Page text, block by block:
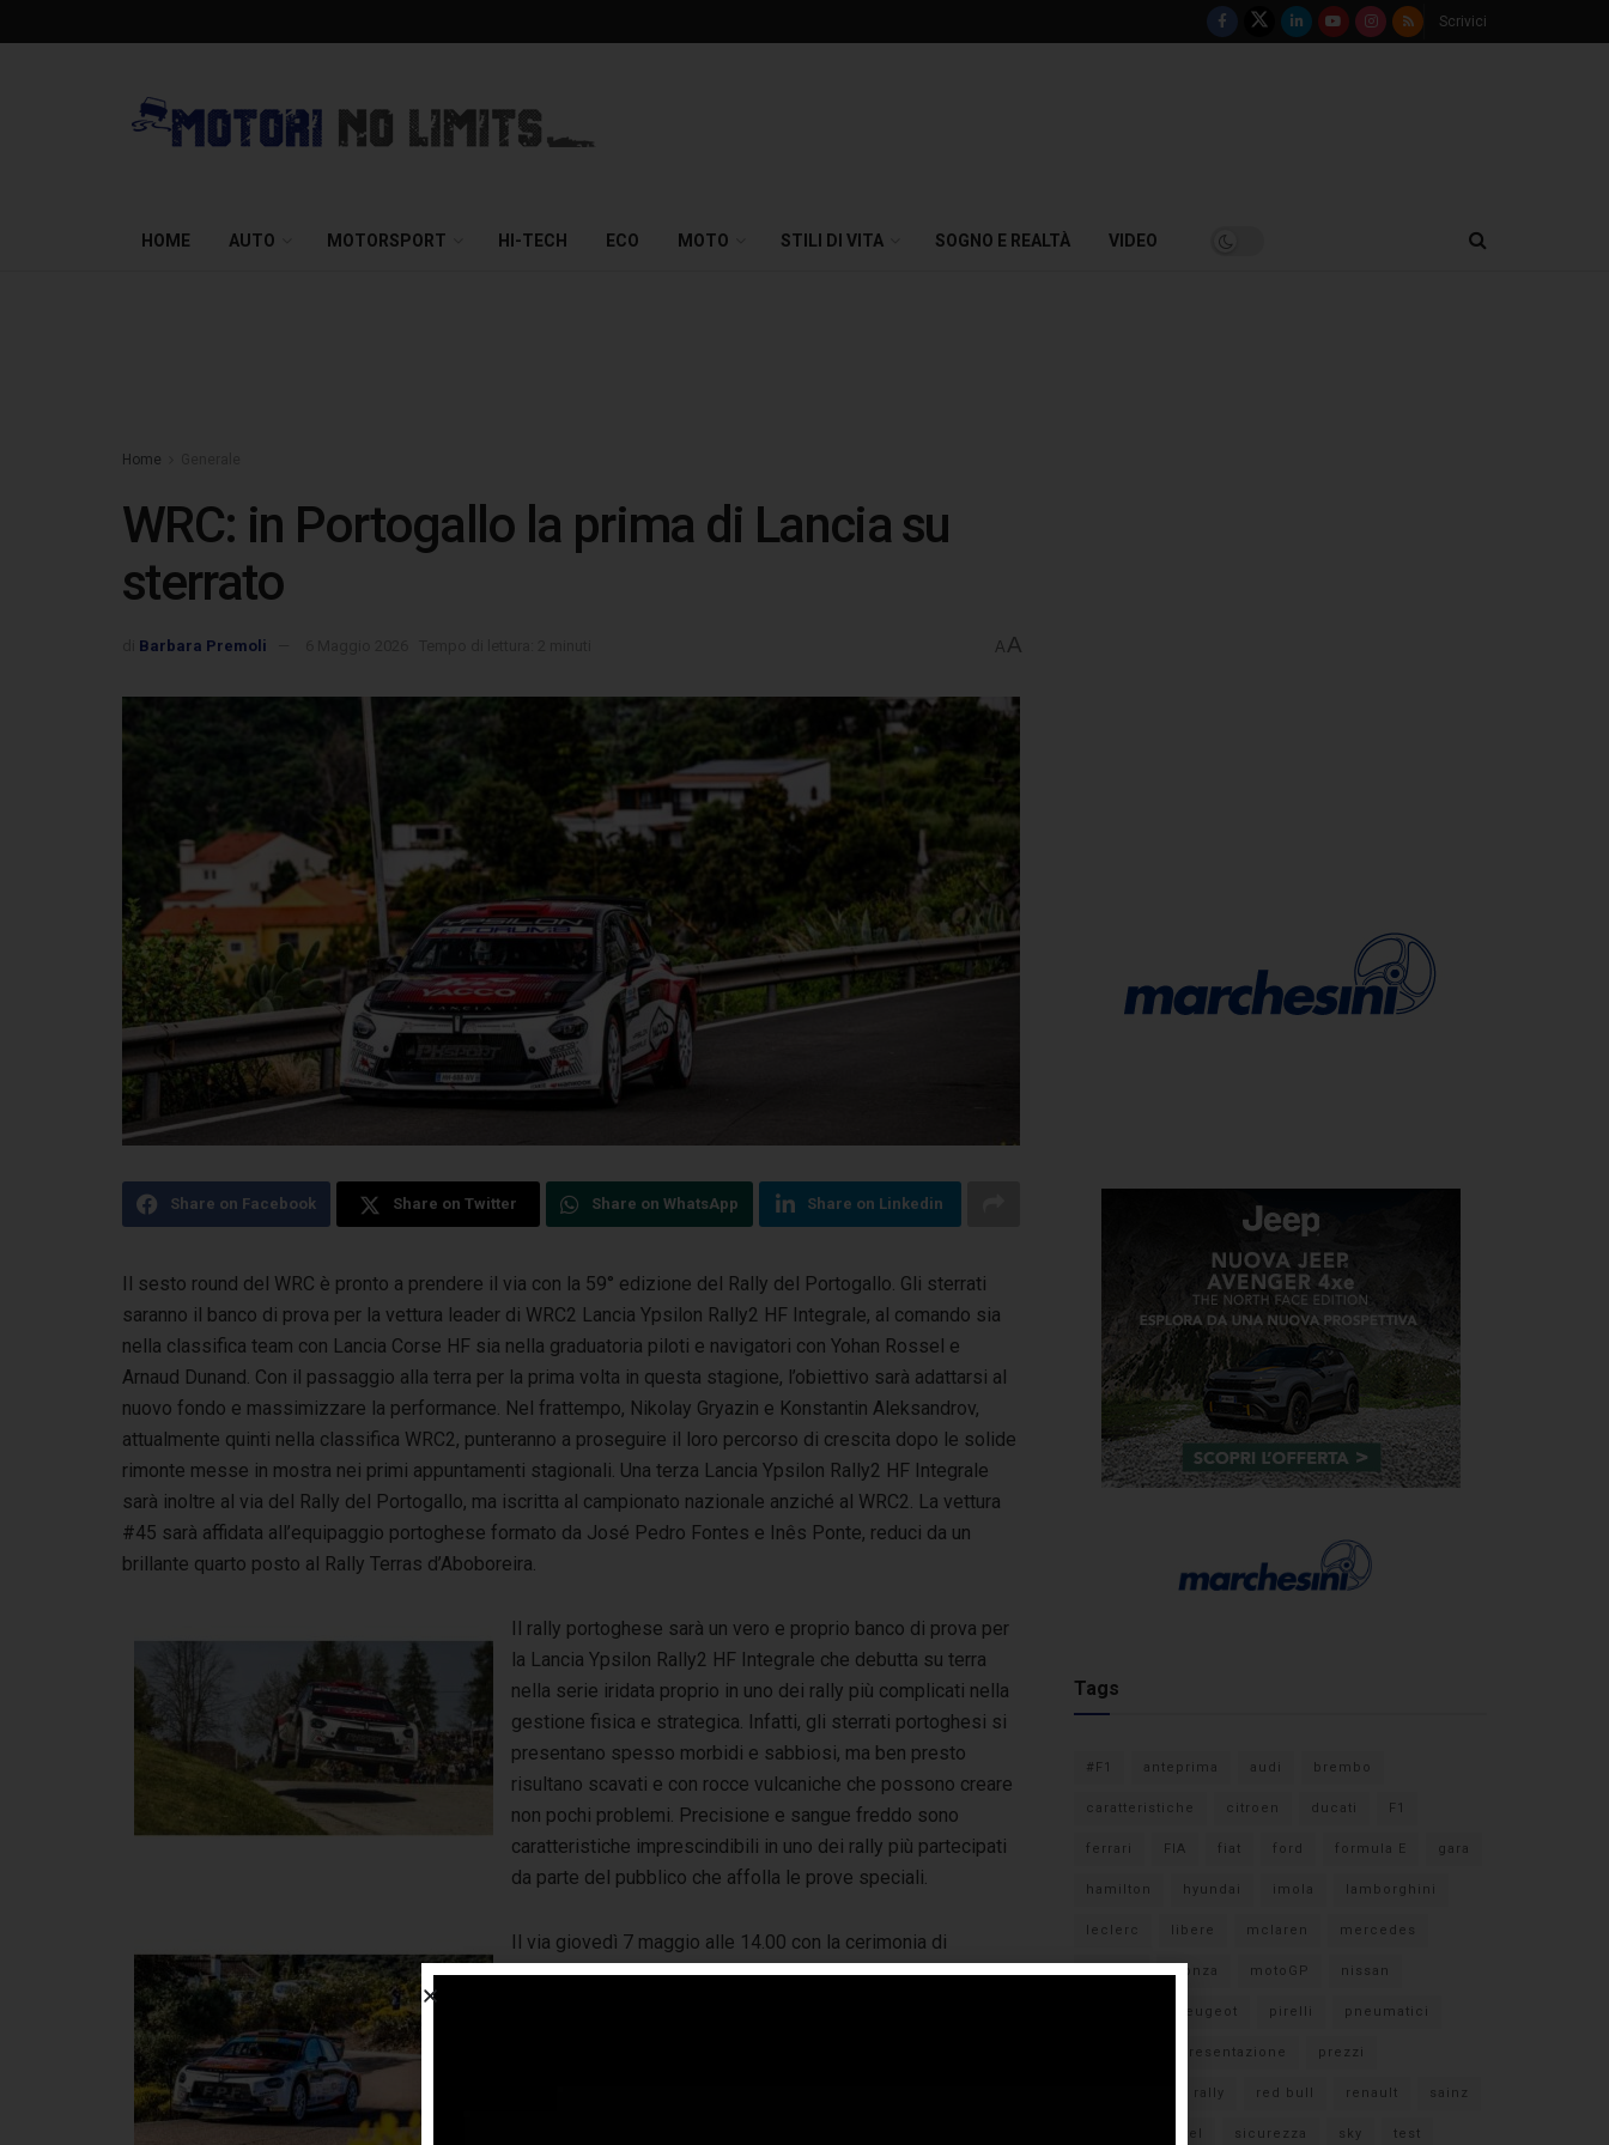
Scrivici
HOME AUTO MOTORSPORT HI-TECH ECO MOTO STILI DI VITA SOGNO E REALTÀ VIDEO
Home
WRC: in Portogallo la prima di Lancia su
sterrato
Barbara Premoli A A
Share on Facebook Share on Twitter Share on WhatsApp Share on Linkedin
Il sesto round del WRC è pronto a prendere il via con la 59° edizione del Rally del Portogallo. Gli sterrati
saranno il banco di prova per la vettura leader di WRC2 Lancia Ypsilon Rally2 HF Integrale, al comando sia
nella classifica team con Lancia Corse HF sia nella graduatoria piloti e navigatori con Yohan Rossel e
Arnaud Dunand. Con il passaggio alla terra per la prima volta in questa stagione, l’obiettivo sarà adattarsi al
nuovo fondo e massimizzare la performance. Nel frattempo, Nikolay Gryazin e Konstantin Aleksandrov,
attualmente quinti nella classifica WRC2, punteranno a proseguire il loro percorso di crescita dopo le solide
rimonte messe in mostra nei primi appuntamenti stagionali. Una terza Lancia Ypsilon Rally2 HF Integrale
sarà inoltre al via del Rally del Portogallo, ma iscritta al campionato nazionale anziché al WRC2. La vettura
#45 sarà affidata all’equipaggio portoghese formato da José Pedro Fontes e Inês Ponte, reduci da un
brillante quarto posto al Rally Terras d’Aboboreira.
Il rally portoghese sarà un vero e proprio banco di prova per
la Lancia Ypsilon Rally2 HF Integrale che debutta su terra
nella serie iridata proprio in uno dei rally più complicati nella
gestione fisica e strategica. Infatti, gli sterrati portoghesi si
presentano spesso morbidi e sabbiosi, ma ben presto
risultano scavati e con rocce vulcaniche che possono creare
non pochi problemi. Precisione e sangue freddo sono
caratteristiche imprescindibili in uno dei rally più partecipati
da parte del pubblico che affolla le prove speciali.
Il via giovedì 7 maggio alle 14.00 con la cerimonia di
partenza nella città universitaria di Coimbra. Si entra subito
Tags
#F1 anteprima audi brembo
caratteristiche citroen ducati F1
ferrari FIA fiat ford formula E gara
hamilton hyundai imola lamborghini
leclerc libere mclaren mercedes
monza motoGP nissan
peugeot pirelli pneumatici
presentazione prezzi
rally red bull renault sainz
sebastian vettel sicurezza sky test